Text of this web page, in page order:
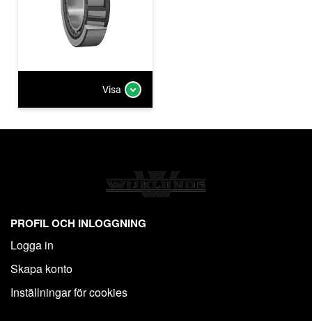
Visa
PROFIL OCH INLOGGNING
Logga in
Skapa konto
Inställningar för cookies